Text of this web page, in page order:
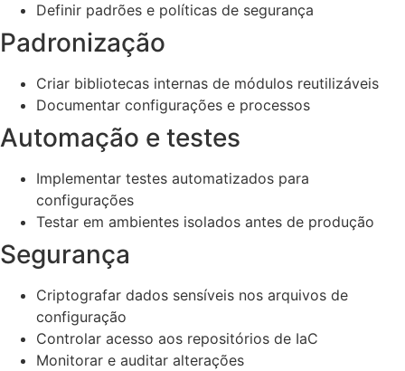
Definir padrões e políticas de segurança
Padronização
Criar bibliotecas internas de módulos reutilizáveis
Documentar configurações e processos
Automação e testes
Implementar testes automatizados para
configurações
Testar em ambientes isolados antes de produção
Segurança
Criptografar dados sensíveis nos arquivos de
configuração
Controlar acesso aos repositórios de IaC
Monitorar e auditar alterações